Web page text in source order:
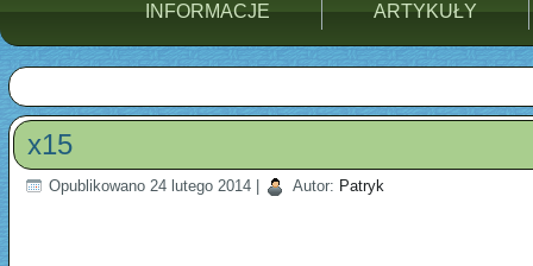
INFORMACJE ARTYKUŁY
x15
Opublikowano 24 lutego 2014 Autor: Patryk